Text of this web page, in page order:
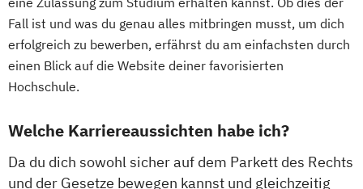
Fall ist und was du genau alles mitbringen musst, um dich
erfolgreich zu bewerben, erfährst du am einfachsten durch
einen Blick auf die Website deiner favorisierten
Hochschule.
Welche Karriereaussichten habe ich?
Da du dich sowohl sicher auf dem Parkett des Rechts
und der Gesetze bewegen kannst und gleichzeitig